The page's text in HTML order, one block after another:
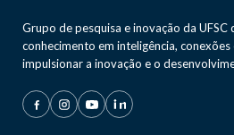
Grupo de pesquisa e inovação da UFSC
conhecimento em inteligência,
impulsionar a inovação e o